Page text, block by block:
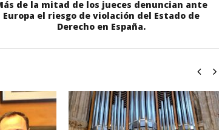
de la mitad de los jueces denuncian ante
Europa el riesgo de violación del Estado de
Derecho en España.